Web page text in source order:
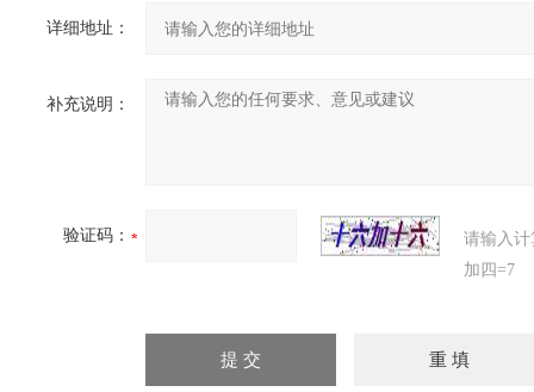
详细地址：
补充说明：
验证码：
请输入
加四=7